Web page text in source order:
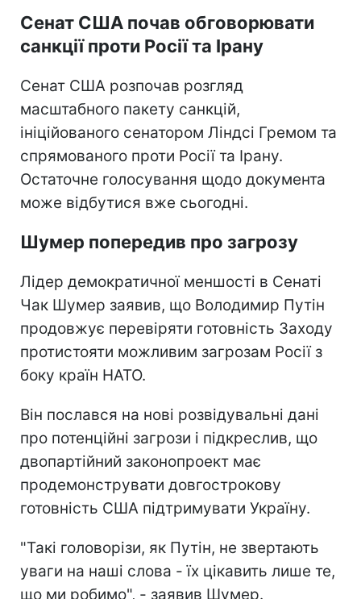
Сенат США почав обговорювати
санкції проти Росії та Ірану
Сенат США розпочав розгляд
масштабного пакету санкцій,
ініційованого сенатором Ліндсі Гремом та
спрямованого проти Росії та Ірану.
Остаточне голосування щодо документа
може відбутися вже сьогодні.
Шумер попередив про загрозу
Лідер демократичної меншості в Сенаті
Чак Шумер заявив, що Володимир Путін
продовжує перевіряти готовність Заходу
протистояти можливим загрозам Росії з
боку країн НАТО.
Він послався на нові розвідувальні дані
про потенційні загрози і підкреслив, що
двопартійний законопроект має
продемонструвати довгострокову
готовність США підтримувати Україну.
"Такі головорізи, як Путін, не звертають
уваги на наші слова - їх цікавить лише те,
що ми робимо", - заявив Шумер.